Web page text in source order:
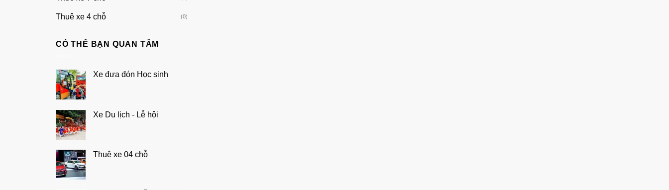
Thuê xe 4 chỗ (0)
CÓ THỂ BẠN QUAN TÂM
Xe đưa đón Học sinh
Xe Du lịch - Lễ hội
Thuê xe 04 chỗ